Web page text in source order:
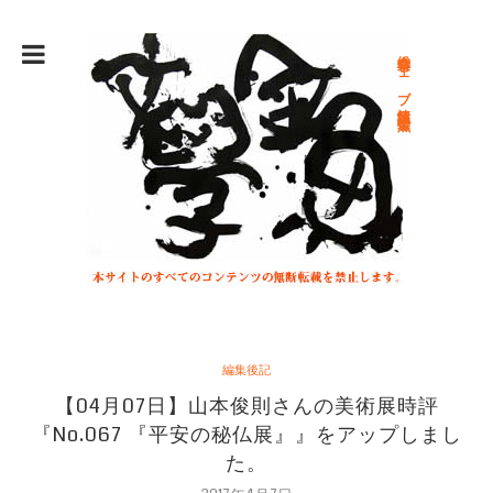
総合文学ウェブ情報誌 文学金魚
編集後記
【04月07日】山本俊則さんの美術展時評
『No.067 『平安の秘仏展』』をアップしまし
た。